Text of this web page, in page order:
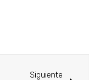
Siguiente